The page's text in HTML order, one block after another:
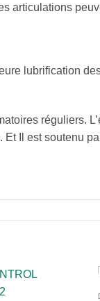
articulations
lubrification
réguliers.
Il est soutenu